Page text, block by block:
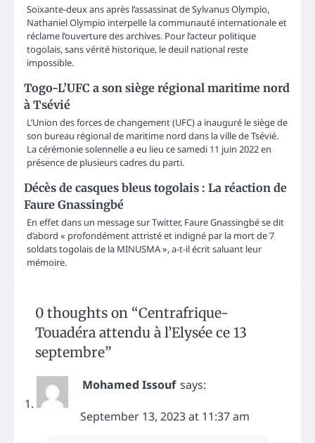
Soixante-deux ans après l’assassinat de Sylvanus Olympio,
Nathaniel Olympio interpelle la communauté internationale et
réclame l’ouverture des archives. Pour l’acteur politique
togolais, sans vérité historique, le deuil national reste
impossible.
Togo-L’UFC a son siège régional maritime nord
à Tsévié
L’Union des forces de changement (UFC) a inauguré le siège de
son bureau régional de maritime nord dans la ville de Tsévié.
La cérémonie solennelle a eu lieu ce samedi 11 juin 2022 en
présence de plusieurs cadres du parti.
Décès de casques bleus togolais : La réaction de
Faure Gnassingbé
En effet dans un message sur Twitter, Faure Gnassingbé se dit
d’abord « profondément attristé et indigné par la mort de 7
soldats togolais de la MINUSMA », a-t-il écrit saluant leur
mémoire.
0 thoughts on “Centrafrique-
Touadéra attendu à l’Elysée ce 13
septembre”
Mohamed Issouf says:
September 13, 2023 at 11:37 am